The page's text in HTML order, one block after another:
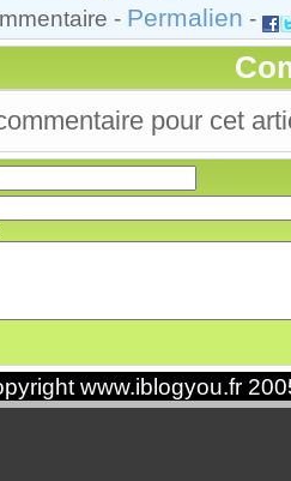
- Permalien -
pour cet
www.iblogyou.fr